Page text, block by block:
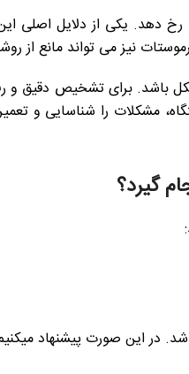
دهد. یکی از دلایل اصلی
نیز می تواند مانع از
باشد. برای تشخیص دقیق
را شناسایی و
گیرد؟
این صورت پیشنهاد میکنیم